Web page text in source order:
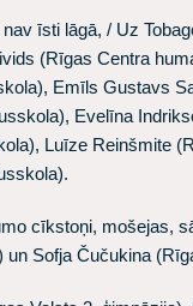
īsti lāgā, / Uz
(Rīgas Centra
Emīls Gustavs
Evelīna
Luīze Reinšmite
cīkstoņi, mošejas,
un Sofja Čučukina